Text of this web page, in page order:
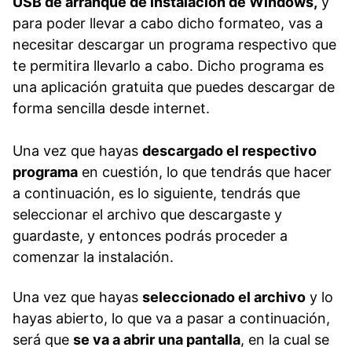
para poder llevar a cabo dicho formateo, vas a
necesitar descargar un programa respectivo que
te permitira llevarlo a cabo. Dicho programa es
una aplicación gratuita que puedes descargar de
forma sencilla desde internet.
Una vez que hayas descargado el respectivo
programa en cuestión, lo que tendrás que hacer
a continuación, es lo siguiente, tendrás que
seleccionar el archivo que descargaste y
guardaste, y entonces podrás proceder a
comenzar la instalación.
Una vez que hayas seleccionado el archivo y lo
hayas abierto, lo que va a pasar a continuación,
será que se va a abrir una pantalla, en la cual se